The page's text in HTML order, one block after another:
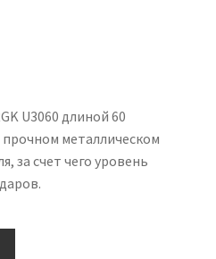
U3060 длиной 60
металлическом
за счет чего уровень